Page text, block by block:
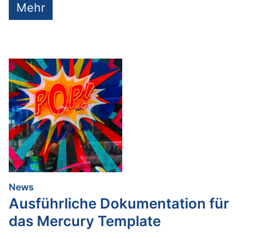
Mehr
News
Ausführliche Dokumentation für
das Mercury Template